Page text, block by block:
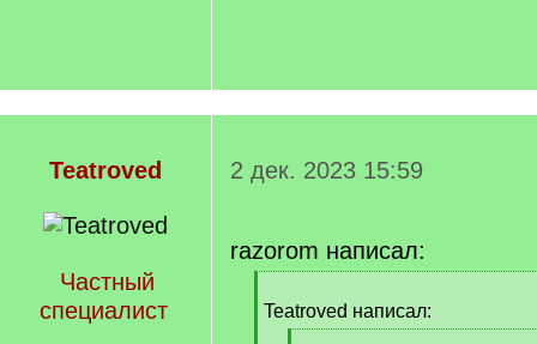
Teatroved
Частный
специалист
2 дек. 2023 15:59
razorom написал:
q
Teatroved написал: